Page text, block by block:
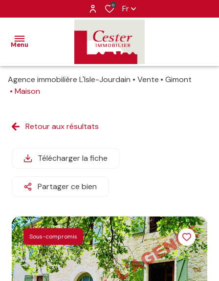
0 Fr
Menu
VENTES
IMMOBILIER
ALERTE-
CONTACT
NOS
PARTENAIRES
Agence immobilière L'Isle-Jourdain Vente
Gimont
Maison
Retour aux résultats
Télécharger la fiche
Partager ce bien
Sous-compromis